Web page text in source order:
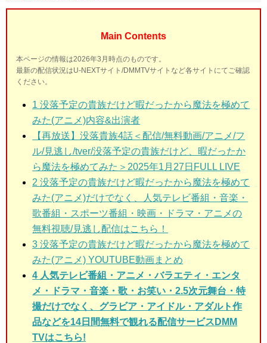
Main Contents
本ページの情報は2026年3月時点のものです。
最新の配信状況はU-NEXTサイト/DMMTVサイトなど各サイトにてご確認
ください。
1 没落予定の貴族だけど暇だったから魔法を極めて
みた(アニメ)内容&出演者
【再放送】没落貴族4話＜配信/無料動画/アニメ/フ
ル/見逃し/tver/没落予定の貴族だけど、暇だったか
ら魔法を極めてみた＞2025年1月27日FULL LIVE
2 没落予定の貴族だけど暇だったから魔法を極めて
みた(アニメ)だけでなく、人気テレビ番組・音楽・
歌番組・スポーツ番組・映画・ドラマ・アニメの
無料視聴/見逃し配信はこちら！
3 没落予定の貴族だけど暇だったから魔法を極めて
みた(アニメ)YOUTUBE動画まとめ
4 人気テレビ番組・アニメ・バラエティ・エンタ
メ・ドラマ・音楽・歌・お笑い・2.5次元舞台・特
撮だけでなく、グラビア・アイドル・アダルト作
品などを14日間無料で観れる配信サービスDMM
TVはこちら!